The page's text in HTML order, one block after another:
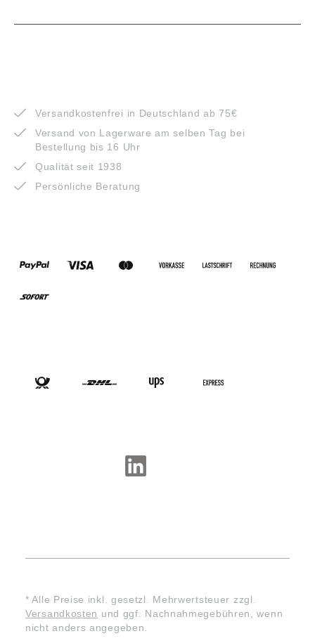
Versandkostenfrei in Deutschland ab 75€
Versand von Lagerware am selben Tag bei
Bestellung bis 16 Uhr
Qualität seit 1938
Persönliche Beratung
* Alle Preise inkl. gesetzl. Mehrwertsteuer zzgl.
Versandkosten und ggf. Nachnahmegebühren, wenn
nicht anders angegeben.